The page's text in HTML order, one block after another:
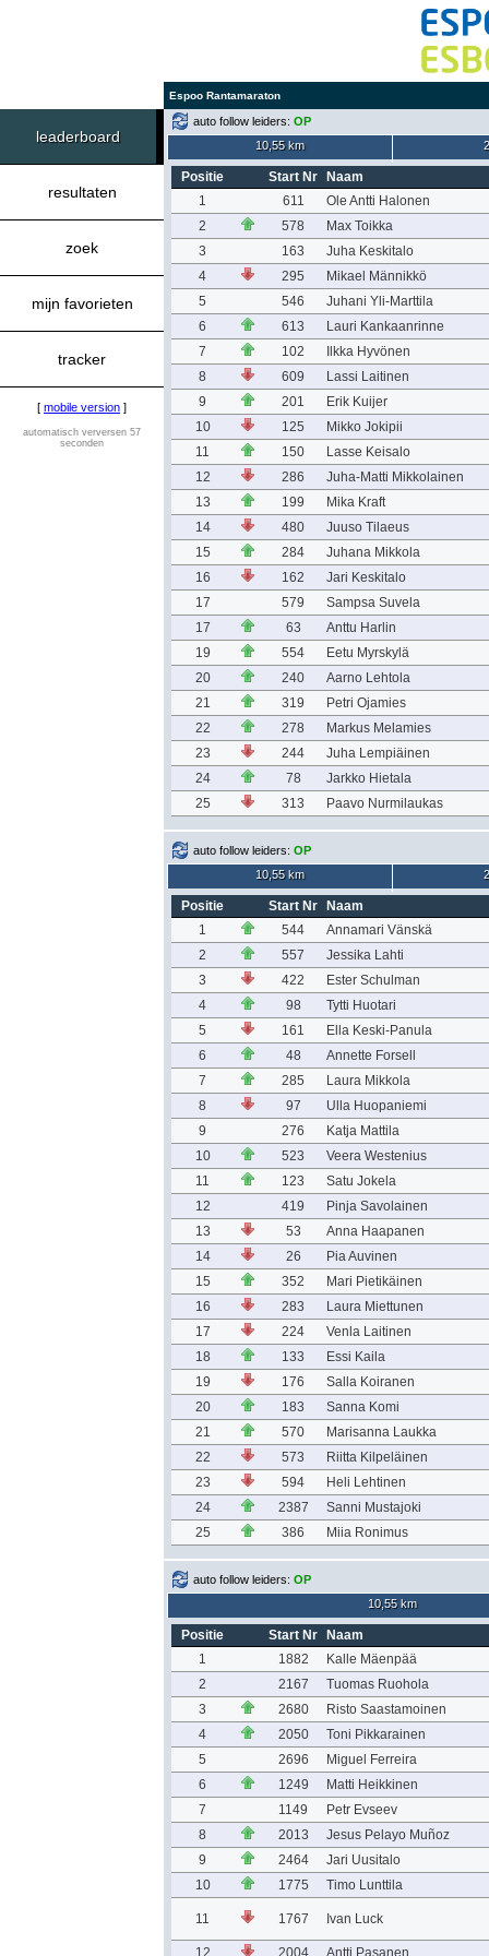
Espoo Rantamaraton
leaderboard
resultaten
zoek
mijn favorieten
tracker
[ mobile version ]
automatisch verversen 57
seconden
auto follow leiders: OP
10,55 km
Positie Start Nr
Naam
1
611
Ole Antti Halonen
2
578
Max Toikka
3
163
Juha Keskitalo
4
295
Mikael Männikkö
5
546
Juhani Yli-Marttila
6
613
Lauri Kankaanrinne
7
102
Ilkka Hyvönen
8
609
Lassi Laitinen
9
201
Erik Kuijer
10
125
Mikko Jokipii
11
150
Lasse Keisalo
12
286
Juha-Matti Mikkolainen
13
199
Mika Kraft
14
480
Juuso Tilaeus
15
284
Juhana Mikkola
16
162
Jari Keskitalo
17
579
Sampsa Suvela
17
63
Anttu Harlin
19
554
Eetu Myrskylä
20
240
Aarno Lehtola
21
319
Petri Ojamies
22
278
Markus Melamies
23
244
Juha Lempiäinen
24
78
Jarkko Hietala
25
313 Paavo Nurmilaukas
auto follow leiders: OP
10,55 km
Positie Start Nr
Naam
1
544
Annamari Vänskä
2
557
Jessika Lahti
3
422
Ester Schulman
4
98
Tytti Huotari
5
161
Ella Keski-Panula
6
48
Annette Forsell
7
285
Laura Mikkola
8
97
Ulla Huopaniemi
9
276
Katja Mattila
10
523
Veera Westenius
11
123
Satu Jokela
12
419
Pinja Savolainen
13
53
Anna Haapanen
14
26
Pia Auvinen
15
352
Mari Pietikäinen
16
283
Laura Miettunen
17
224
Venla Laitinen
18
133
Essi Kaila
19
176
Salla Koiranen
20
183
Sanna Komi
21
570
Marisanna Laukka
22
573
Riitta Kilpeläinen
23
594
Heli Lehtinen
24
2387
Sanni Mustajoki
25
386 Miia Ronimus
auto follow leiders: OP
10,55 km
Positie Start Nr
Naam
1
1882
Kalle Mäenpää
2
2167
Tuomas Ruohola
3
2680
Risto Saastamoinen
4
2050
Toni Pikkarainen
5
2696
Miguel Ferreira
6
1249
Matti Heikkinen
7
1149
Petr Evseev
8
2013
Jesus Pelayo Muñoz
9
2464
Jari Uusitalo
10
1775 Timo Lunttila
11 1767 Ivan Luck
12 2004 Antti Pasanen